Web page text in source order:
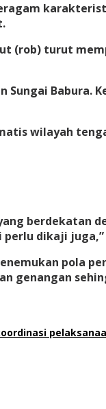
(rob) turut
Sungai Babura.
wilayah
berdekatan
dikaji juga,”
pola
genangan